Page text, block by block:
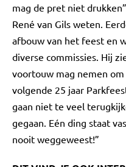
mag de pret niet
René van Gils weten.
afbouw van het feest en
diverse commissies. Hij
voortouw mag nemen
volgende 25 jaar
gaan niet te veel
gegaan. Eén ding staat
nooit weggeweest!”